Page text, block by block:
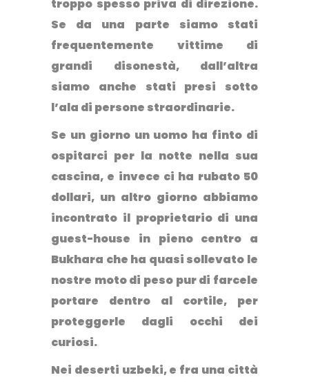
troppo spesso priva di direzione.
Se da una parte siamo stati
frequentemente vittime di
grandi disonestà, dall’altra
siamo anche stati presi sotto
l’ala di persone straordinarie.
Se un giorno un uomo ha finto di
ospitarci per la notte nella sua
cascina, e invece ci ha rubato 50
dollari, un altro giorno abbiamo
incontrato il proprietario di una
guest-house in pieno centro a
Bukhara che ha quasi sollevato le
nostre moto di peso pur di farcele
portare dentro al cortile, per
proteggerle dagli occhi dei
curiosi.
Nei deserti uzbeki, e fra una città